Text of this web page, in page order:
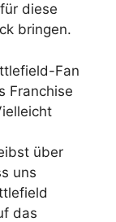
diese
bringen.
Fan
Franchise
über
uns
das